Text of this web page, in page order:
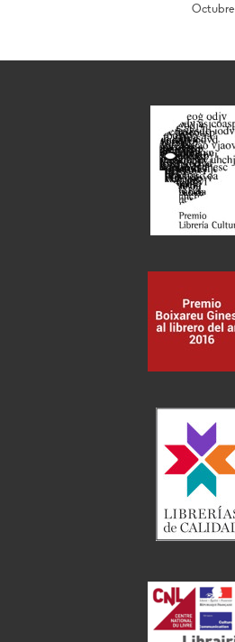
Octubre